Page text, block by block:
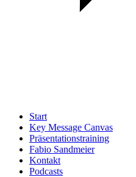
Start
Key Message Canvas
Präsentationstraining
Fabio Sandmeier
Kontakt
Podcasts